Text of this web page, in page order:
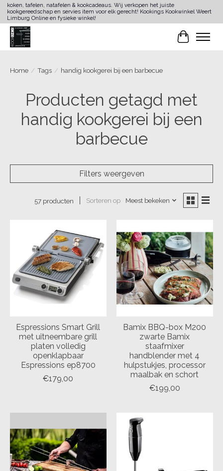
koken, tafelen, natafelen & kookcadeaus. Wij verkopen het juiste
kookgereedschap en servies item voor elk gerecht! Kookings Kookwinkel Weert
Limburg Online en fysieke winkel!
Home / Tags / handig kookgerei bij een barbecue
Producten getagd met
handig kookgerei bij een
barbecue
Filters weergeven
57 producten Sorteren op Meest bekeken
Espressions Smart Grill
met uitneembare grill
platen volledig
openklapbaar
Espressions ep8700
€179,00
Bamix BBQ-box M200
zwarte Bamix
staafmixer
handblender met 4
hulpstukjes, processor
maalbak en schort
€199,00